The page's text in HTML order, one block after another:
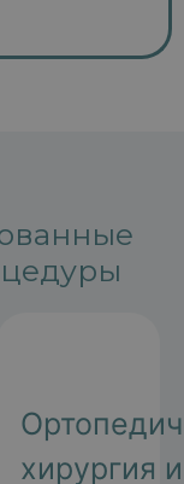
хирургия и